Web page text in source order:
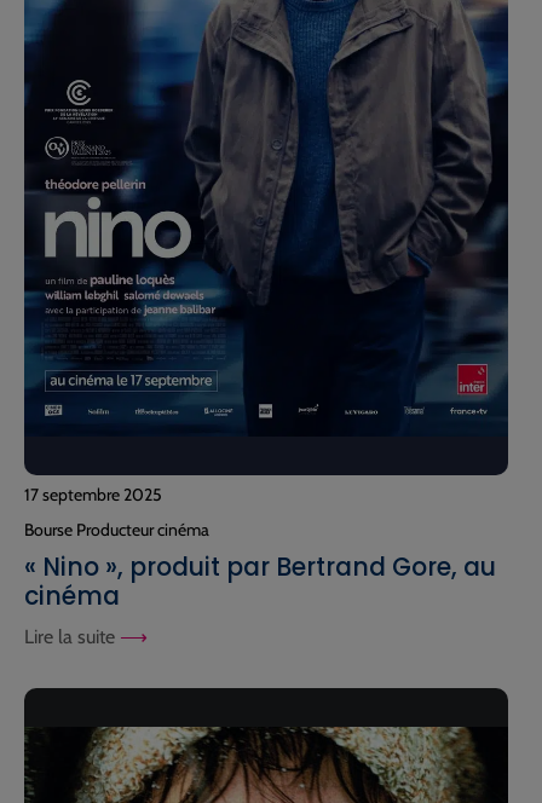
17 septembre 2025
Bourse Producteur cinéma
« Nino », produit par Bertrand Gore, au
cinéma
Lire la suite